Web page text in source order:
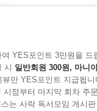
거나 잊힌 것도 아
을 각각 붙여주고 그
의미를 곱씹는다. “
리얼리즘
YES포인트 3만원을 드
시 일반회원 300원, 마니
만 YES포인트 지급됩니
시점부터 마지막 회차 주
는 사락 독서모임 게시